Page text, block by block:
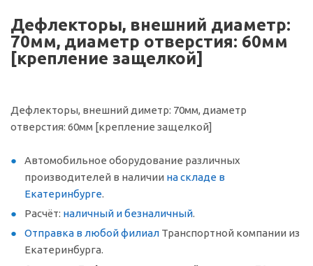
Дефлекторы, внешний диаметр:
70мм, диаметр отверстия: 60мм
[крепление защелкой]
Дефлекторы, внешний диметр: 70мм, диаметр
отверстия: 60мм [крепление защелкой]
Автомобильное оборудование различных
производителей в наличии на складе в
Екатеринбурге.
Расчёт: наличный и безналичный.
Отправка в любой филиал Транспортной компании из
Екатеринбурга.